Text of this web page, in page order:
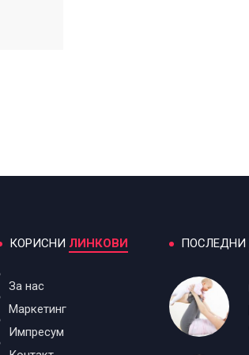
КОРИСНИ ЛИНКОВИ
За нас
Маркетинг
Импресум
ПОСЛЕДНИ